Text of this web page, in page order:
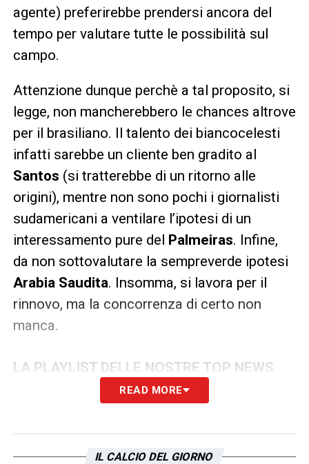
agente) preferirebbe prendersi ancora del
tempo per valutare tutte le possibilità sul
campo.
Attenzione dunque perchè a tal proposito, si
legge, non mancherebbero le chances altrove
per il brasiliano. Il talento dei biancocelesti
infatti sarebbe un cliente ben gradito al
Santos (si tratterebbe di un ritorno alle
origini), mentre non sono pochi i giornalisti
sudamericani a ventilare l’ipotesi di un
interessamento pure del Palmeiras. Infine,
da non sottovalutare la sempreverde ipotesi
Arabia Saudita. Insomma, si lavora per il
rinnovo, ma la concorrenza di certo non
manca.
LA PLAYLIST DELLE NOSTRE TOP NEWS
READ MORE
IL CALCIO DEL GIORNO